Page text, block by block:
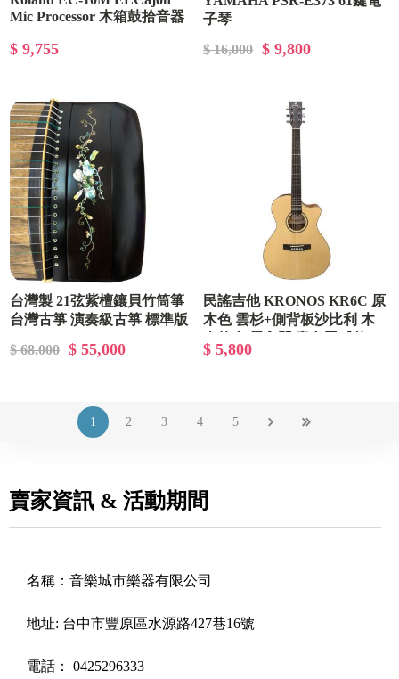
Mic Processor 木箱鼓拾音器
$ 9,755
子琴
$ 16,000
$ 9,800
台灣製 21弦紫檀鑲貝竹筒箏
台灣古箏 演奏級古箏 標準版
$ 68,000
$ 55,000
民謠吉他 KRONOS KR6C 原
木色 雲杉+側背板沙比利 木
$ 5,800
1 2 3 4 5
賣家資訊 & 活動期間
名稱： 音樂城市樂器有限公司
地址: 台中市豐原區水源路427巷16號
電話： 0425296333